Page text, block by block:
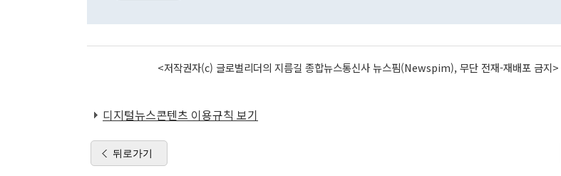
<저작권자(c) 글로벌리더의 지름길 종합뉴스통신사 뉴스핌(Newspim), 무단 전재-재배포 금지>
디지털뉴스콘텐츠 이용규칙 보기
뒤로가기